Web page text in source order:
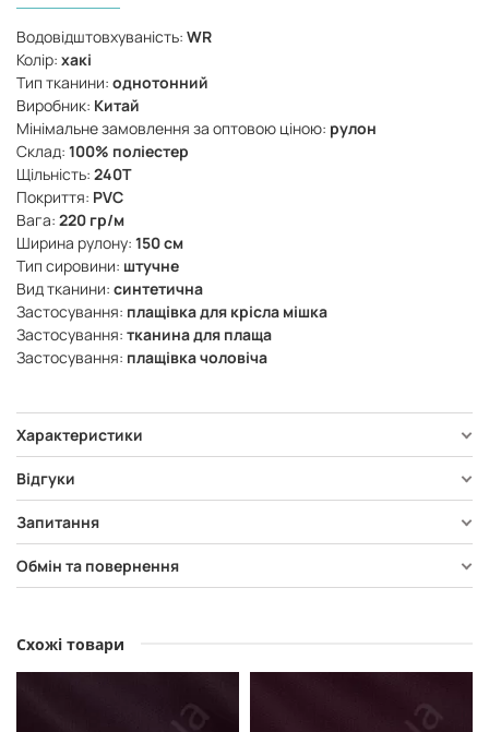
Водовідштовхуваність: WR
Колір: хакі
Тип тканини: однотонний
Виробник: Китай
Мінімальне замовлення за оптовою ціною: рулон
Склад: 100% поліестер
Щільність: 240Т
Покриття: PVC
Вага: 220 гр/м
Ширина рулону: 150 см
Тип сировини: штучне
Вид тканини: синтетична
Застосування: плащівка для крісла мішка
Застосування: тканина для плаща
Застосування: плащівка чоловіча
Характеристики
Відгуки
Запитання
Обмін та повернення
Схожі товари